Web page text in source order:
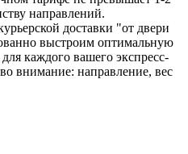
направлений.
доставки "от двери
выстроим оптимальную
каждого вашего экспресс-
внимание: направление, вес